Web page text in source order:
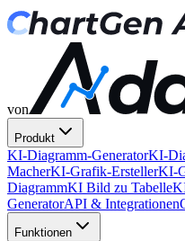
von
Produkt
KI-Diagramm-GeneratorKI-
MacherKI-Grafik-ErstellerKI-
DiagrammKI Bild zu Tabelle
GeneratorAPI & Integrationen
Funktionen